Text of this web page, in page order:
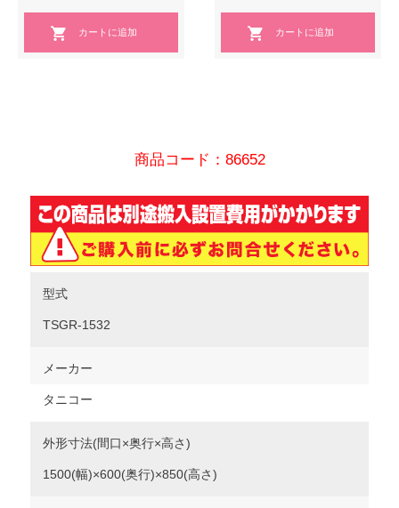
商品コード：86652
型式
TSGR-1532
メーカー
タニコー
外形寸法(間口×奥行×高さ)
1500(幅)×600(奥行)×850(高さ)